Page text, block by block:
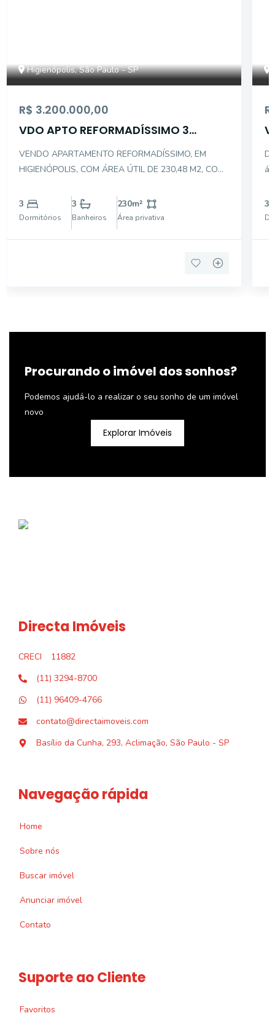
Higienópolis, São Paulo - SP
R$ 3.200.000,00
VDO APTO REFORMADÍSSIMO 3
VENDO APARTAMENTO REFORMADÍSSIMO, EM
HIGIENÓPOLIS, COM ÁREA ÚTIL DE 230,48 M2, COM
SOCIAL, SALA PARA 3 AMBIENTES, LAVABO,
COZINHA INTEGRADA, DESPENSA, ÁREA DE
3
Dormitórios
3
Banheiros
230m²
Área privativa
3
Procurando o imóvel dos sonhos?
Podemos ajudá-lo a realizar o seu sonho de um imóvel
novo
Explorar Imóveis
Directa Imóveis
CRECI
11882
(11) 3294-8700
(11) 96409-4766
contato@directaimoveis.com
Basílio da Cunha, 293, Aclimação, São Paulo - SP
Navegação rápida
Home
Sobre nós
Buscar imóvel
Anunciar imóvel
Contato
Suporte ao Cliente
Favoritos